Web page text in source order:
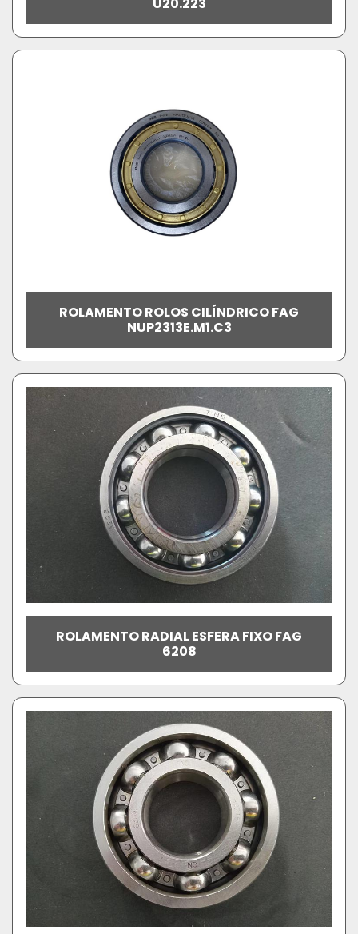
ROLAMENTO ROLOS CILÍNDRICO FAG
NUP2313E.M1.C3
ROLAMENTO RADIAL ESFERA FIXO FAG
6208